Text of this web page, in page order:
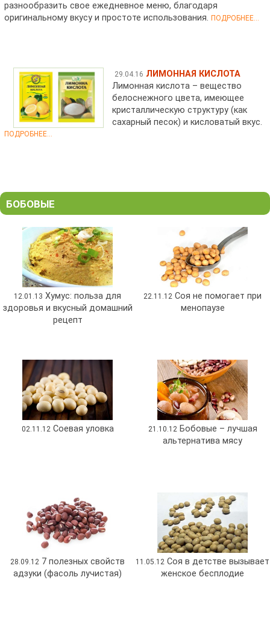
разнообразить свое ежедневное меню, благодаря
оригинальному вкусу и простоте использования.ПОДРОБНЕЕ...
29.04.16 ЛИМОННАЯ КИСЛОТА
Лимонная кислота – вещество
белоснежного цвета, имеющее
кристаллическую структуру (как
сахарный песок) и кисловатый вкус.
ПОДРОБНЕЕ...
БОБОВЫЕ
12.01.13 Хумус: польза для
здоровья и вкусный домашний
рецепт
22.11.12 Соя не помогает при
менопаузе
02.11.12Соевая уловка 21.10.12Бобовые – лучшая
альтернатива мясу
28.09.12 7 полезных свойств
адзуки (фасоль лучистая)
11.05.12 Соя в детстве вызывает
женское бесплодие